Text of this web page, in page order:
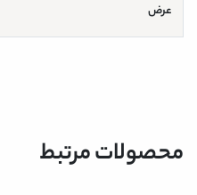
عرض
محصولات مرتبط